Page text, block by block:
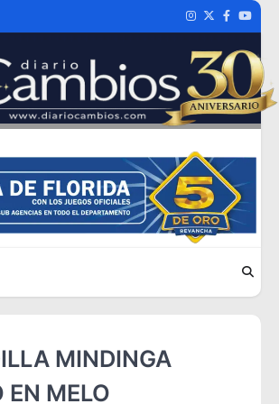
Instagram
TwitterFacebook
MINDINGA
EN MELO